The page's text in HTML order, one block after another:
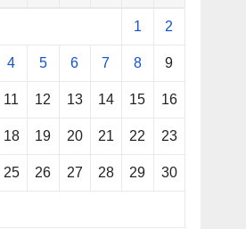
1 2
4 5 6 7 8 9
11 12 13 14 15 16
18 19 20 21 22 23
25 26 27 28 29 30